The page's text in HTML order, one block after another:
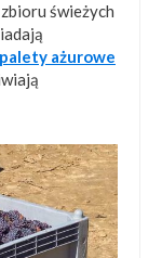
świeżych
ażurowe